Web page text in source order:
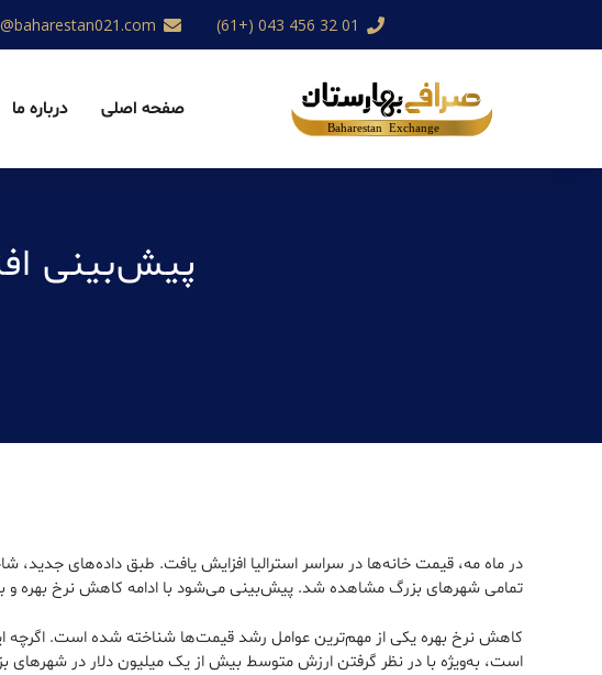
01 32 456 043 (+61)
صفحه اصلی درباره ما
تمامی شهرهای بزرگ مشاهده شد. پیش‌بینی می‌شود با ادامه کاهش نرخ بهره و بازگشت خریداران به
کاهش نرخ بهره یکی از مهم‌ترین عوامل رشد قیمت‌ها شناخته شده است. اگرچه
است، به‌ویژه با در نظر گرفتن ارزش متوسط بیش از یک میلیون دلار در شهرهای